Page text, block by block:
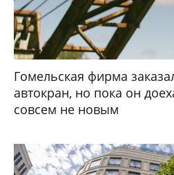
Гомельская фирма
автокран, но пока он
совсем не новым